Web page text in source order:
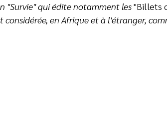
"Survie" qui édite notamment les"Billets
considérée, en Afrique et à l'étranger,